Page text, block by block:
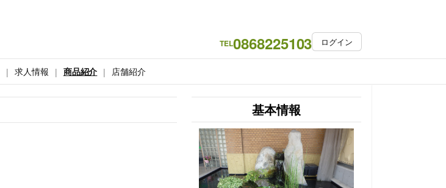
TEL0868225103 ログイン
求人情報 商品紹介 店舗紹介
基本情報